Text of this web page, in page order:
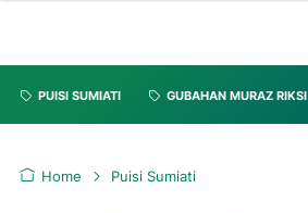
PUISI SUMIATI GUBAHAN MURAZ RIKSI
Home Puisi Sumiati